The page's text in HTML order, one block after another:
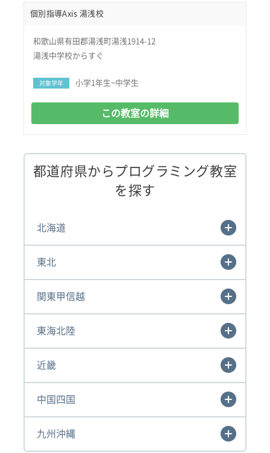
個別指導Axis 湯浅校
和歌山県有田郡湯浅町湯浅1914-12
湯浅中学校からすぐ
対象学年 小学1年生~中学生
この教室の詳細
都道府県からプログラミング教室
を探す
北海道
東北
関東甲信越
東海北陸
近畿
中国四国
九州沖縄